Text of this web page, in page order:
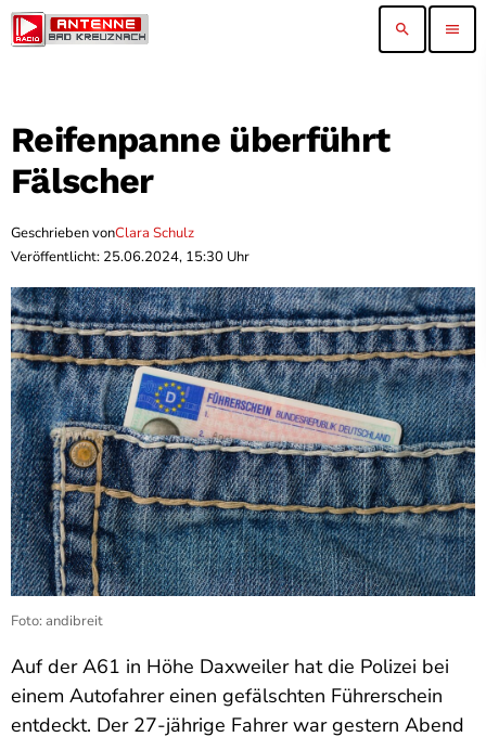
search menu
Reifenpanne überführt
Fälscher
Geschrieben vonClara Schulz
Veröffentlicht: 25.06.2024, 15:30 Uhr
Foto: andibreit
Auf der A61 in Höhe Daxweiler hat die Polizei bei
einem Autofahrer einen gefälschten Führerschein
entdeckt. Der 27-jährige Fahrer war gestern Abend